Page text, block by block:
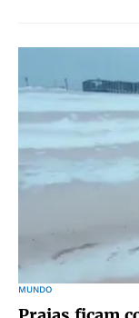
MUNDO